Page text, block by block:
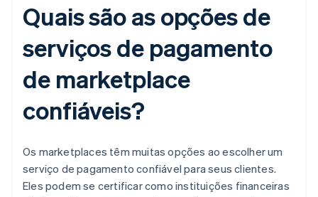
Quais são as opções de
serviços de pagamento
de marketplace
confiáveis?
Os marketplaces têm muitas opções ao escolher um
serviço de pagamento confiável para seus clientes.
Eles podem se certificar como instituições financeiras